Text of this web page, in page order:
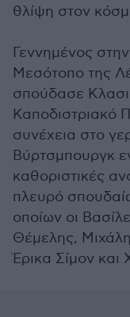
θλίψη στον
Γεννημένος
Μεσότοπο της
σπούδασε
Καποδιστριακό
συνέχεια στο
Βύρτσμπουργκ
καθοριστικές
πλευρό
οποίων οι
Θέμελης,
Έρικα Σίμον και